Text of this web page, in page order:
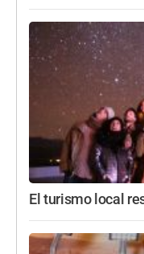
El turismo local